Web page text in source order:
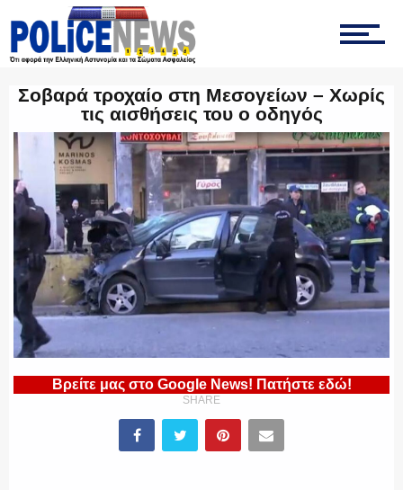
ΤΡΟΧΑΙΑ
ΟΠΚΕ
ΟΜΑΔΑ “Ζ”
ΕΚΑΜ
Σοβαρά τροχαίο στη Μεσογείων – Χωρίς
τις αισθήσεις του ο οδηγός
Βρείτε μας στο Google News! Πατήστε εδώ!
SHARE